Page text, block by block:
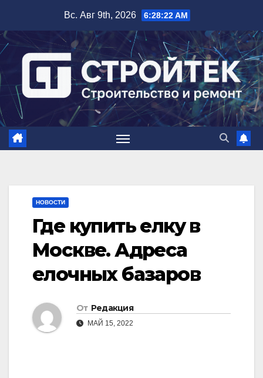
содержимому
Вс. Авг 9th, 2026 6:28:23 AM
НОВОСТИ
Где купить елку в
Москве. Адреса
елочных базаров
От Редакция
МАЙ 15, 2022